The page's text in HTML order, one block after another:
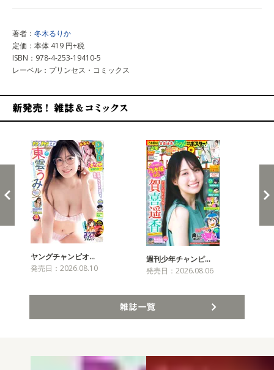
著者： 冬木るりか
定価：本体 419 円+税
ISBN：978-4-253-19410-5
レーベル：プリンセス・コミックス
ヤングチャンピオ…
発売日：2026.08.10
週刊少年チャンピ…
発売日：2026.08.06